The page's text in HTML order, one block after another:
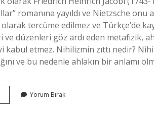
romanına yayıldı ve Nietzsche
tercüme edilmez ve Türkçe’de
ve düzenleri göz ardı eden metafizik,
kabul etmez. Nihilizmin zıttı nedir?
ve bu nedenle ahlakın bir anlamı
Nihilizm
Yorum Bırak